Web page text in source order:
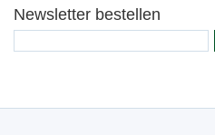
Newsletter bestellen